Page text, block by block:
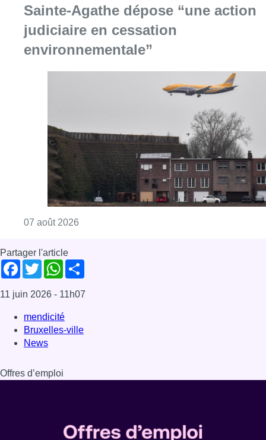
Sainte-Agathe dépose “une action
judiciaire en cessation
environnementale”
07 août 2026
Partager l'article
Facebook
TwitterWhatsApp
11 juin 2026 - 11h07
mendicité
Bruxelles-ville
News
Offres d’emploi